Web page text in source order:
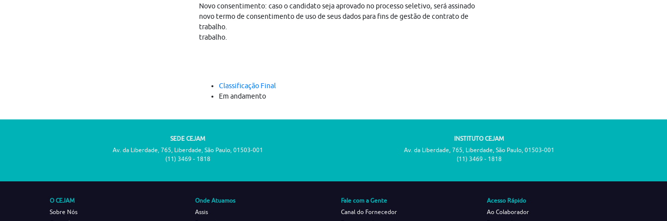
Novo consentimento: caso o candidato seja aprovado no processo seletivo, será assinado
novo termo de consentimento de uso de seus dados para fins de gestão de contrato de
trabalho.
trabalho.
Classificação Final
Em andamento
SEDE CEJAM
Av. da Liberdade, 765, Liberdade, São Paulo, 01503-001
(11) 3469 - 1818
INSTITUTO CEJAM
Av. da Liberdade, 765, Liberdade, São Paulo, 01503-001
(11) 3469 - 1818
O CEJAM
Sobre Nós
Onde Atuamos
Assis
Fale com a Gente
Canal do Fornecedor
Acesso Rápido
Ao Colaborador